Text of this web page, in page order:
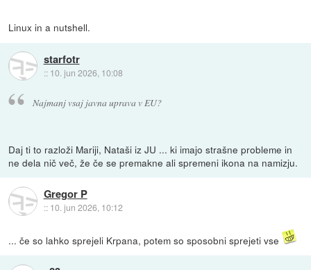
Linux in a nutshell.
starfotr
:: 10. jun 2026, 10:08
Najmanj vsaj javna uprava v EU?
Daj ti to razloži Mariji, Nataši iz JU ... ki imajo strašne probleme in
ne dela nič več, že če se premakne ali spremeni ikona na namizju.
Gregor P
:: 10. jun 2026, 10:12
... če so lahko sprejeli Krpana, potem so sposobni sprejeti vse